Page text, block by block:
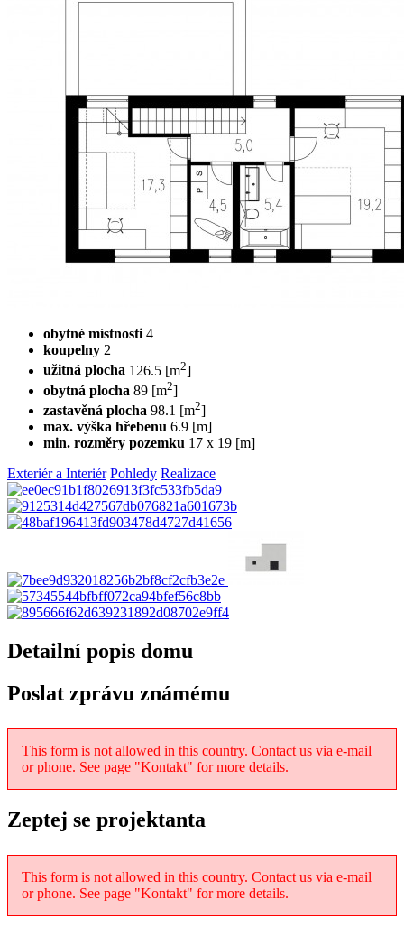
obytné místnosti 4
koupelny 2
užitná plocha 126.5 [m2]
obytná plocha 89 [m2]
zastavěná plocha 98.1 [m2]
max. výška hřebenu 6.9 [m]
min. rozměry pozemku 17 x 19 [m]
Exteriér a Interiér Pohledy Realizace
Detailní popis domu
Poslat zprávu známému
This form is not allowed in this country. Contact us via e-mail
or phone. See page "Kontakt" for more details.
Zeptej se projektanta
This form is not allowed in this country. Contact us via e-mail
or phone. See page "Kontakt" for more details.